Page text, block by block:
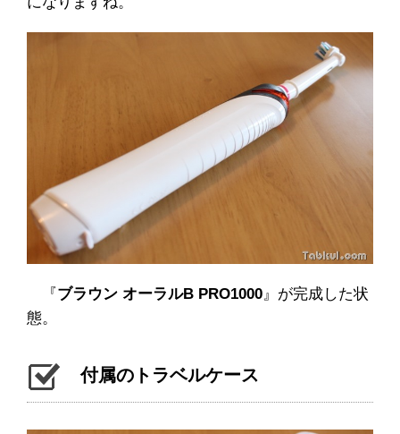
『ブラウン オーラルB PRO1000 』が完成した状
態。
付属のトラベルケース